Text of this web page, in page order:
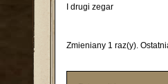
I drugi zegar
Zmieniany 1 raz(y).